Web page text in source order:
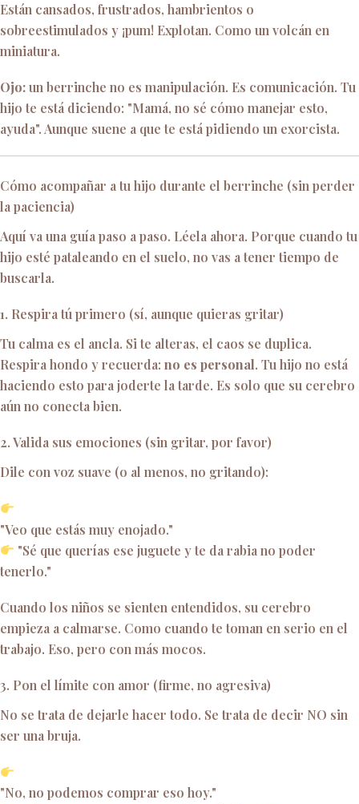
Están cansados, frustrados, hambrientos o
sobreestimulados y ¡pum! Explotan. Como un volcán en
miniatura.
Ojo:un berrinche no es manipulación. Es comunicación. Tu
hijo te está diciendo: "Mamá, no sé cómo manejar esto,
ayuda". Aunque suene a que te está pidiendo un exorcista.
Cómo acompañar a tu hijo durante el berrinche (sin perder
la paciencia)
Aquí va una guía paso a paso. Léela ahora. Porque cuando tu
hijo esté pataleando en el suelo, no vas a tener tiempo de
buscarla.
1. Respira tú primero (sí, aunque quieras gritar)
Tu calma es el ancla. Si te alteras, el caos se duplica.
Respira hondo y recuerda: no es personal. Tu hijo no está
haciendo esto para joderte la tarde. Es solo que su cerebro
aún no conecta bien.
2. Valida sus emociones (sin gritar, por favor)
Dile con voz suave (o al menos, no gritando):
"Veo que estás muy enojado."
"Sé que querías ese juguete y te da rabia no poder
tenerlo."
Cuando los niños se sienten entendidos, su cerebro
empieza a calmarse. Como cuando te toman en serio en el
trabajo. Eso, pero con más mocos.
3. Pon el límite con amor (firme, no agresiva)
No se trata de dejarle hacer todo. Se trata de decir NO sin
ser una bruja.
"No, no podemos comprar eso hoy."